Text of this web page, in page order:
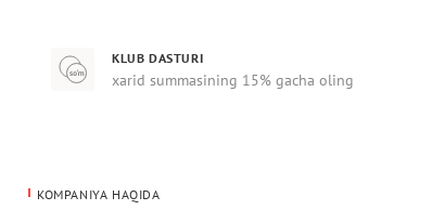
KLUB DASTURI
xarid summasining 15% gacha oling
KOMPANIYA HAQIDA